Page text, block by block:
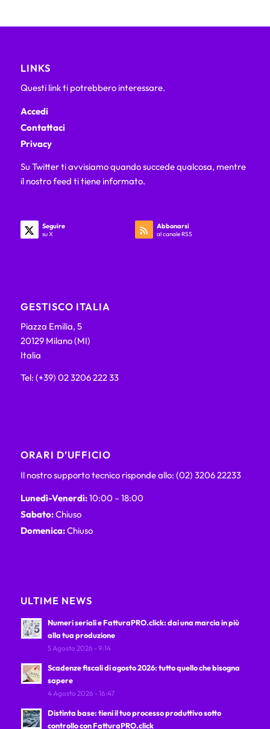
LINKS
Questi link ti potrebbero interessare.
Accedi
Contattaci
Privacy
Su Twitter ti avvisiamo quando succede qualcosa, mentre
il nostro feed ti tiene informato.
Seguire
su X
Abbonarsi
al canale RSS
GESTISCO ITALIA
Piazza Emilia, 5
20129 Milano (MI)
Italia
Tel: (+39) 02 3206 222 33
ORARI D’UFFICIO
Il nostro supporto tecnico risponde allo: (02) 3206 22233
Lunedì-Venerdì:10:00 – 18:00
Sabato:Chiuso
Domenica:Chiuso
ULTIME NEWS
Numeri seriali e FatturaPRO.click: dai una marcia in più
alla tua produzione
5 Agosto 2026 - 9:14
Scadenze fiscali di agosto 2026: tutto quello che bisogna
sapere
4 Agosto 2026 - 16:47
Distinta base: tieni il tuo processo produttivo sotto
controllo con FatturaPRO.click